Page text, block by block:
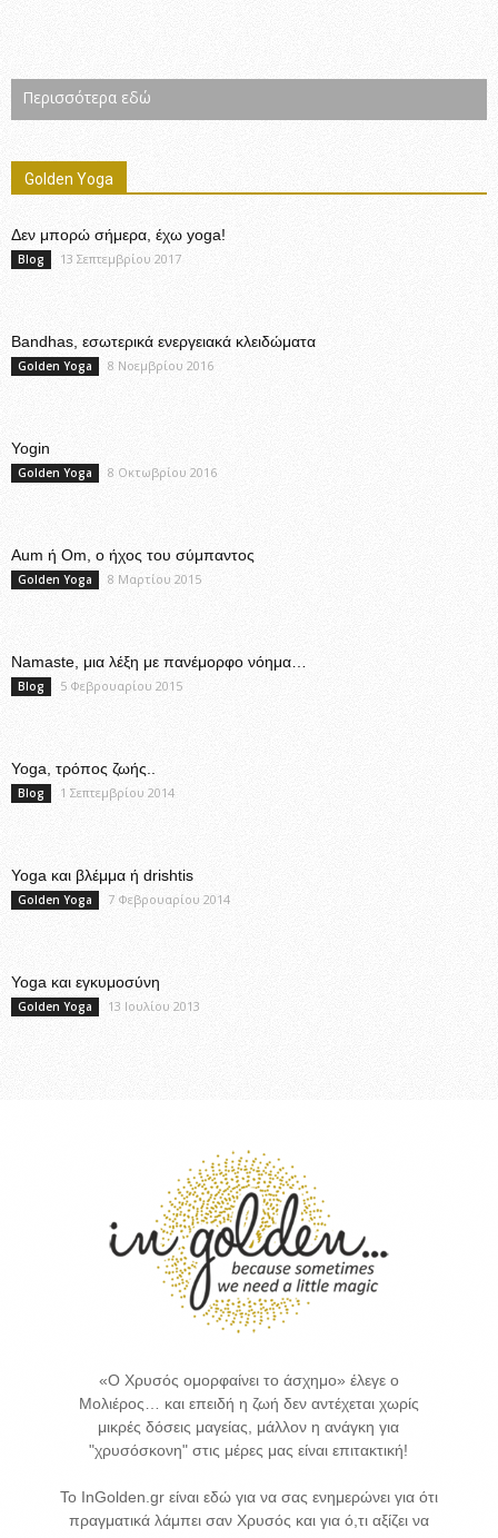
Περισσότερα εδώ
Golden Yoga
Δεν μπορώ σήμερα, έχω yoga!
Blog 13 Σεπτεμβρίου 2017
Bandhas, εσωτερικά ενεργειακά κλειδώματα
Golden Yoga 8 Νοεμβρίου 2016
Yogin
Golden Yoga 8 Οκτωβρίου 2016
Aum ή Om, ο ήχος του σύμπαντος
Golden Yoga 8 Μαρτίου 2015
Namaste, μια λέξη με πανέμορφο νόημα…
Blog 5 Φεβρουαρίου 2015
Yoga, τρόπος ζωής..
Blog 1 Σεπτεμβρίου 2014
Yoga και βλέμμα ή drishtis
Golden Yoga 7 Φεβρουαρίου 2014
Yoga και εγκυμοσύνη
Golden Yoga 13 Ιουλίου 2013
«Ο Χρυσός ομορφαίνει το άσχημο» έλεγε ο
Μολιέρος… και επειδή η ζωή δεν αντέχεται χωρίς
μικρές δόσεις μαγείας, μάλλον η ανάγκη για
"χρυσόσκονη" στις μέρες μας είναι επιτακτική!
Το InGolden.gr είναι εδώ για να σας ενημερώνει για ότι
πραγματικά λάμπει σαν Χρυσός και για ό,τι αξίζει να